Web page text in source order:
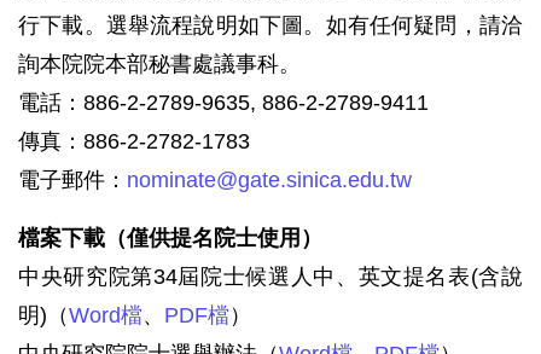
行下載。選舉流程說明如下圖。如有任何疑問，請洽
詢本院院本部秘書處議事科。
電話：886-2-2789-9635, 886-2-2789-9411
傳真：886-2-2782-1783
電子郵件： nominate@gate.sinica.edu.tw
檔案下載（僅供提名院士使用）
中央研究院第34屆院士候選人中、英文提名表(含說
明)（Word檔、 PDF檔 ）